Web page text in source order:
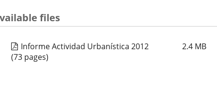
files
Informe Actividad Urbanística 2012 2.4 MB
(73 pages)